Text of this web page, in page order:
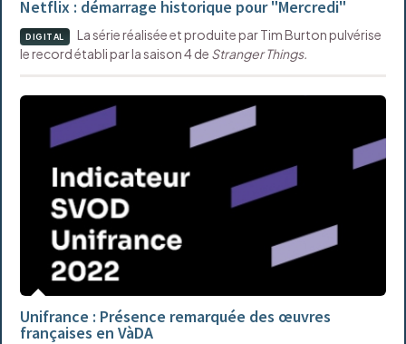
Netflix : démarrage historique pour "Mercredi"
DIGITAL
La série réalisée et produite par Tim Burton pulvérise
le record établi par la saison 4 de Stranger Things.
Unifrance : Présence remarquée des œuvres
françaises en VàDA